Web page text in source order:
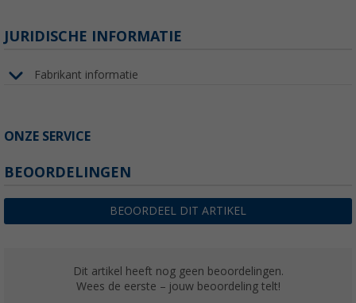
JURIDISCHE INFORMATIE
Fabrikant informatie
ONZE SERVICE
BEOORDELINGEN
BEOORDEEL DIT ARTIKEL
Dit artikel heeft nog geen beoordelingen.
Wees de eerste – jouw beoordeling telt!